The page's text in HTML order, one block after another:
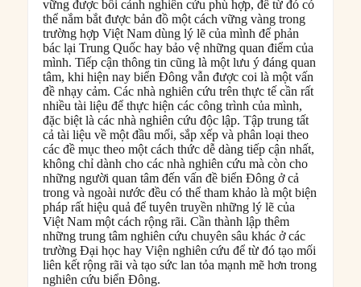
vững được bối cảnh nghiên cứu phù hợp, đề từ đó có
thể nắm bắt được bản đồ một cách vững vàng trong
trường hợp Việt Nam dùng lý lẽ của mình để phản
bác lại Trung Quốc hay bảo vệ những quan điểm của
mình. Tiếp cận thông tin cũng là một lưu ý đáng quan
tâm, khi hiện nay biển Đông vẫn được coi là một vấn
đề nhạy cảm. Các nhà nghiên cứu trên thực tế cần rất
nhiều tài liệu để thực hiện các công trình của mình,
đặc biệt là các nhà nghiên cứu độc lập. Tập trung tất
cả tài liệu về một đầu mối, sắp xếp và phân loại theo
các đề mục theo một cách thức dễ dàng tiếp cận nhất,
không chỉ dành cho các nhà nghiên cứu mà còn cho
những người quan tâm đến vấn đề biển Đông ở cả
trong và ngoài nước đều có thể tham khảo là một biện
pháp rất hiệu quả để tuyên truyền những lý lẽ của
Việt Nam một cách rộng rãi. Cần thành lập thêm
những trung tâm nghiên cứu chuyên sâu khác ở các
trường Đại học hay Viện nghiên cứu để từ đó tạo mối
liên kết rộng rãi và tạo sức lan tỏa mạnh mẽ hơn trong
nghiên cứu biển Đông.